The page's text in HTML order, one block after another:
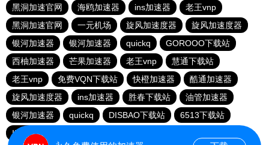
黑洞加速官网
海鸥加速器 ins加速器
老王vnp
黑洞加速官网
一元机场 旋风加速度器
旋风加速度器
银河加速器
银河加速器 quickq
GOROOO下载站
西柚加速器
芒果加速器 老王vnp
慧通下载站
老王vnp
免费VQN下载站 快橙加速器
酷通加速器
旋风加速度器
ins加速器 胜春下载站
油管加速器
银河加速器
quickq DISBAO下载站
6513下载站
INS下载站